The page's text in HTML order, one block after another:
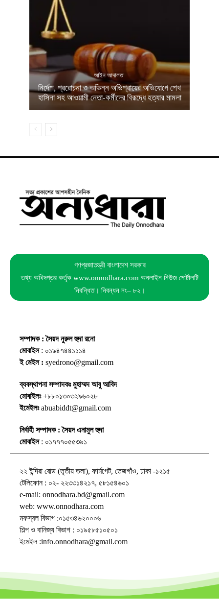
আইন আদালত
নির্দেশ, প্ররোচনা ও অভিন্ন অভিপ্রায়ের অভিযোগে শেখ
হাসিনা সহ আওয়ামী নেতা-কর্মীদের বিরূদ্ধে হত্যার মামলা
গণপ্রজাতন্ত্রী বাংলাদেশ সরকার
তথ্য অধিদপ্তর কর্তৃক www.onnodhara.com অনলাইন নিউজ পোর্টালটি
নিবন্ধিত। নিবন্ধন নং– ৮২।
সম্পাদক : সৈয়দ নুরুল হুদা রনো
মোবাইল: ০১৯৪৭৪৪১১১৪
ই মেইল : syedrono@gmail.com
ব্যবস্থাপনা সম্পাদকঃ মুহাম্মদ আবু আবিদ
মোবাইলঃ+৮৮০১৩০৩২৯৬০২৮
ইমেইলঃabuabiddt@gmail.com
নির্বাহী সম্পাদক : সৈয়দ এনামুল হুদা
মোবাইল: ০১৭৭৭০৫৫৩৯১
২২ ইন্দিরা রোড (তৃতীয় তলা), ফার্মগেট, তেজগাঁও, ঢাকা -১২১৫
টেলিফোন : ০২- ২২৩৩১৪২১৭, ৫৮১৫৪৬০১
e-mail: onnodhara.bd@gmail.com
web: www.onnodhara.com
মফস্বল বিভাগ :০১৫৩৪৬২০০০৬
শিল্প ও বানিজ্য বিভাগ : ০১৯৫৮৫১০৫০১
ইমেইল :info.onnodhara@gmail.com